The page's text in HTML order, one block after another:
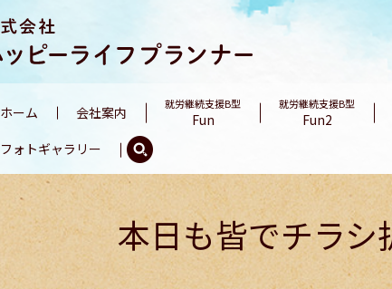
ホーム 会社案内 就労継続支援B型
Fun
就労継続支援B型
Fun2
フォトギャラリー
本日も皆でチラシ